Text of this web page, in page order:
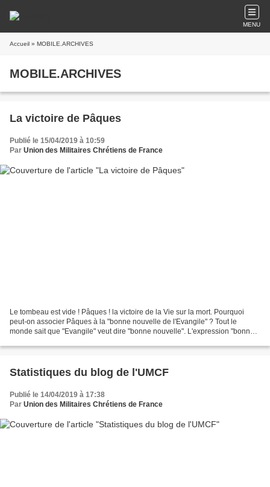
MENU
Accueil » MOBILE.ARCHIVES
MOBILE.ARCHIVES
La victoire de Pâques
Publié le 15/04/2019 à 10:59
Par Union des Militaires Chrétiens de France
Le tombeau est vide ! Pâques ! la victoire de la Vie sur la mort. Pourquoi
peut-on associer Pâques à la "bonne nouvelle de l'Evangile" ? Tout le
monde sait que "Evangile" veut dire "bonne nouvelle". L'expression "bonne
Statistiques du blog de l'UMCF
Publié le 14/04/2019 à 17:38
Par Union des Militaires Chrétiens de France